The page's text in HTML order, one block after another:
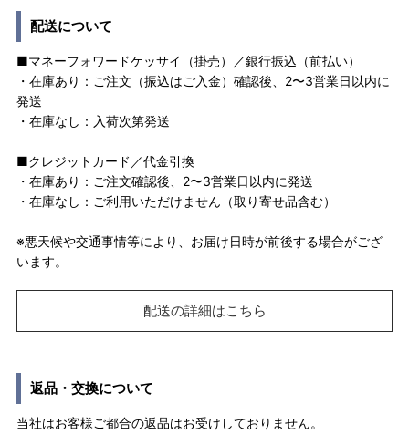
配送について
■マネーフォワードケッサイ（掛売）／銀行振込（前払い）
・在庫あり：ご注文（振込はご入金）確認後、2〜3営業日以内に
発送
・在庫なし：入荷次第発送
■クレジットカード／代金引換
・在庫あり：ご注文確認後、2〜3営業日以内に発送
・在庫なし：ご利用いただけません（取り寄せ品含む）
※悪天候や交通事情等により、お届け日時が前後する場合がござ
います。
配送の詳細はこちら
返品・交換について
当社はお客様ご都合の返品はお受けしておりません。